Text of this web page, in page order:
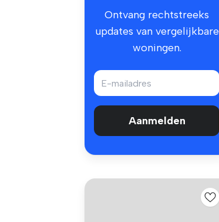
Ontvang rechtstreeks
updates van vergelijkbare
woningen.
Aanmelden